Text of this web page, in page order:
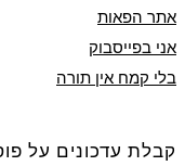
אתר הפאות
אני בפייסבוק
בלי קמח אין תורה
קבלת עדכונים על